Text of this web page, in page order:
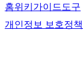
홈위키 가이드 도구
개인정보 보호정책